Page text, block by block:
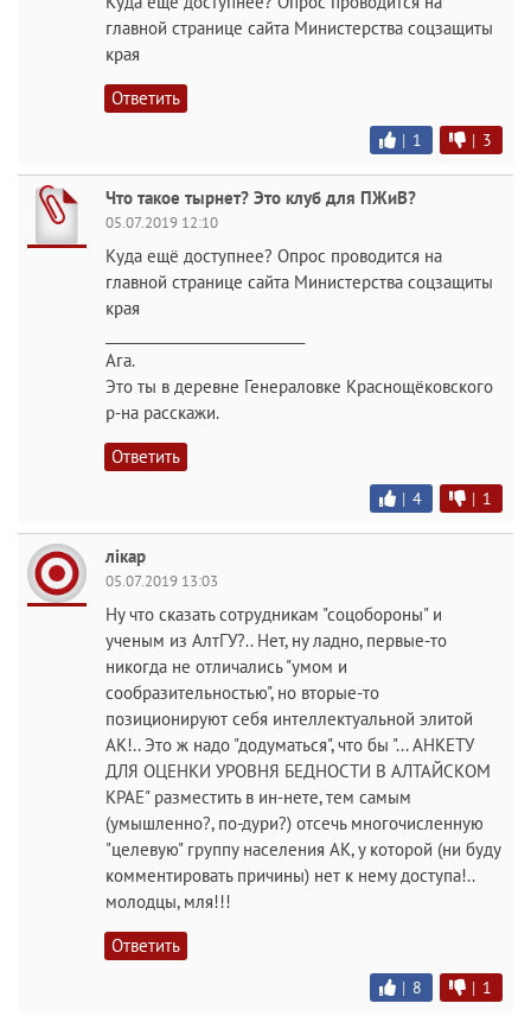
главной странице сайта Министерства соцзащиты
края
Ответить
| 1 | 3
Что такое тырнет? Это клуб для ПЖиВ?
05.07.2019 12:10
Куда ещё доступнее? Опрос проводится на
главной странице сайта Министерства соцзащиты
края
Ага.
Это ты в деревне Генераловке Краснощёковского
р-на расскажи.
Ответить
| 4 | 1
лiкар
05.07.2019 13:03
Ну что сказать сотрудникам "соцобороны" и
ученым из АлтГУ?.. Нет, ну ладно, первые-то
никогда не отличались "умом и
сообразительностью", но вторые-то
позиционируют себя интеллектуальной элитой
АК!.. Это ж надо "додуматься", что бы "... АНКЕТУ
ДЛЯ ОЦЕНКИ УРОВНЯ БЕДНОСТИ В АЛТАЙСКОМ
КРАЕ" разместить в ин-нете, тем самым
(умышленно?, по-дури?) отсечь многочисленную
"целевую" группу населения АК, у которой (ни буду
комментировать причины) нет к нему доступа!..
молодцы, мля!!!
Ответить
| 8 | 1